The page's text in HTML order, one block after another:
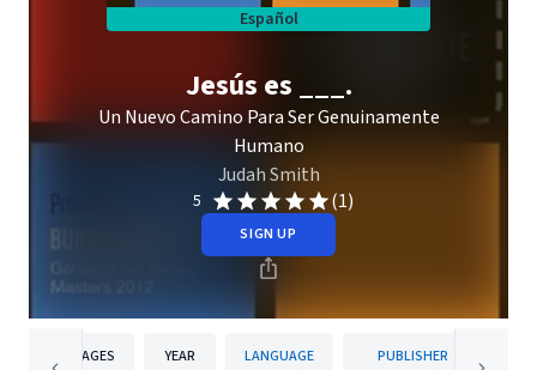
Español
Jesús es ___.
Un Nuevo Camino Para Ser Genuinamente
Humano
Judah Smith
5 (1)
SIGN UP
PAGES YEAR LANGUAGE PUBLISHER